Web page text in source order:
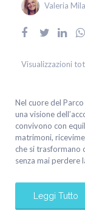
Valeria
Visualizzazioni
Nel cuore del
una visione
convivono con
matrimoni,
che si trasformano
senza mai perdere
Leggi Tutto